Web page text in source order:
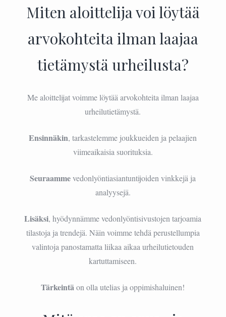
Miten aloittelija voi löytää
arvokohteita ilman laajaa
tietämystä urheilusta?
Me aloittelijat voimme löytää arvokohteita ilman laajaa
urheilutietämystä.
Ensinnäkin, tarkastelemme joukkueiden ja pelaajien
viimeaikaisia suorituksia.
Seuraammevedonlyöntiasiantuntijoiden vinkkejä ja
analyysejä.
Lisäksi, hyödynnämme vedonlyöntisivustojen tarjoamia
tilastoja ja trendejä. Näin voimme tehdä perustellumpia
valintoja panostamatta liikaa aikaa urheilutietouden
kartuttamiseen.
Tärkeintäon olla utelias ja oppimishaluinen!